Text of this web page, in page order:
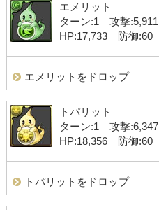
エメリット
ターン:1 攻撃:5,911
HP:17,733 防御:60
エメリットをドロップ
トパリット
ターン:1 攻撃:6,347
HP:18,356 防御:60
トパリットをドロップ